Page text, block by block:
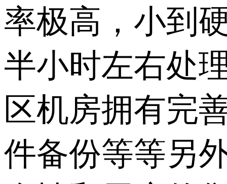
率极高，小到
半小时左右处
区机房拥有完
件备份等等另